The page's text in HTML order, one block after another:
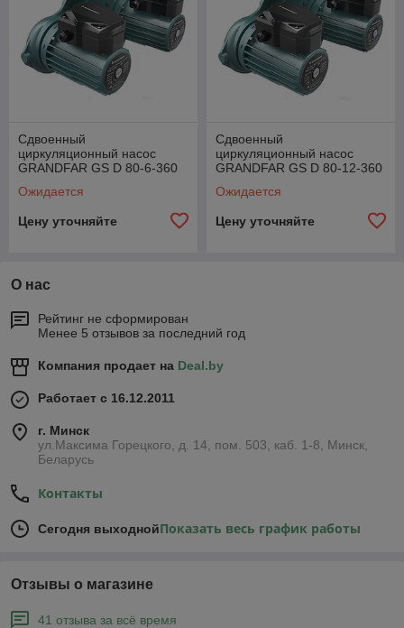
Сдвоенный
циркуляционный насос
GRANDFAR GS D 80-6-360
Ожидается
Цену уточняйте
Сдвоенный
циркуляционный насос
GRANDFAR GS D 80-12-360
Ожидается
Цену уточняйте
О нас
Рейтинг не сформирован
Менее 5 отзывов за последний год
Компания продает на Deal.by
Работает с 16.12.2011
г. Минск
ул.Максима Горецкого, д. 14, пом. 503, каб. 1-8, Минск,
Беларусь
Контакты
Сегодня выходнойПоказать весь график работы
Отзывы о магазине
41 отзыва за всё время